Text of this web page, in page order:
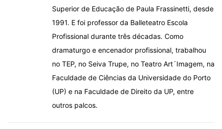
Superior de Educação de Paula Frassinetti, desde
1991. E foi professor da Balleteatro Escola
Profissional durante três décadas. Como
dramaturgo e encenador profissional, trabalhou
no TEP, no Seiva Trupe, no Teatro Art´Imagem, na
Faculdade de Ciências da Universidade do Porto
(UP) e na Faculdade de Direito da UP, entre
outros palcos.